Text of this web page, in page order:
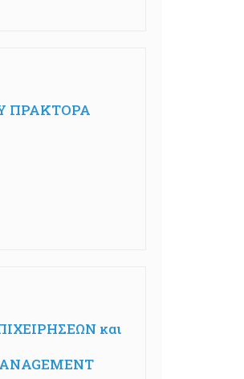
ΠΡΑΚΤΟΡΑ
και